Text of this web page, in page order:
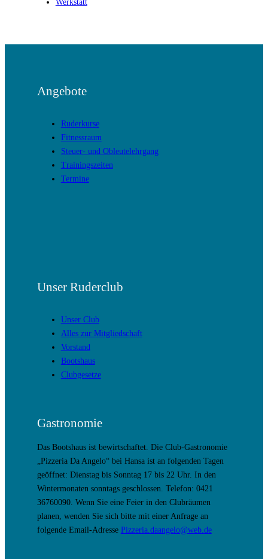
Werkstatt
Angebote
Ruderkurse
Fitnessraum
Steuer- und Obleutelehrgang
Trainingszeiten
Termine
Unser Ruderclub
Unser Club
Alles zur Mitgliedschaft
Vorstand
Bootshaus
Clubgesetze
Gastronomie
Das Bootshaus ist bewirtschaftet. Die Club-Gastronomie
„Pizzeria Da Angelo“ bei Hansa ist an folgenden Tagen
geöffnet: Dienstag bis Sonntag 17 bis 22 Uhr. In den
Wintermonaten sonntags geschlossen. Telefon: 0421
36760090. Wenn Sie eine Feier in den Clubräumen
planen, wenden Sie sich bitte mit einer Anfrage an
folgende Email-Adresse Pizzeria.daangelo@web.de